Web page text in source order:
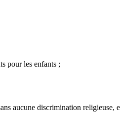
pour les enfants ;
aucune discrimination religieuse,